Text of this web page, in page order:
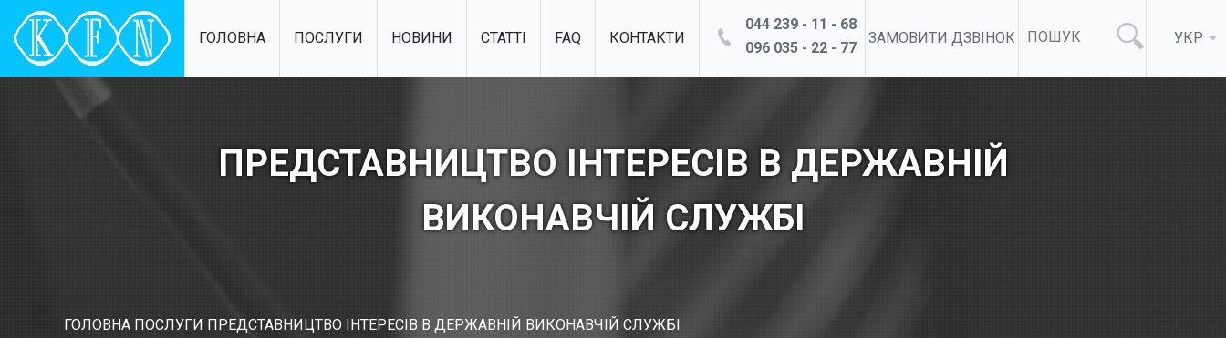
ГОЛОВНА ПОСЛУГИ НОВИНИ СТАТТІ FAQ КОНТАКТИ
044 239 - 11 - 68
096 035 - 22 - 77
ЗАМОВИТИ ДЗВІНОК УКР
ПРЕДСТАВНИЦТВО ІНТЕРЕСІВ В ДЕРЖАВНІЙ
ВИКОНАВЧІЙ СЛУЖБІ
ГОЛОВНА ПОСЛУГИ ПРЕДСТАВНИЦТВО ІНТЕРЕСІВ В ДЕРЖАВНІЙ ВИКОНАВЧІЙ СЛУЖБІ